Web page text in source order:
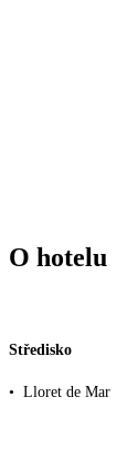
O hotelu
Středisko
• Lloret de Mar